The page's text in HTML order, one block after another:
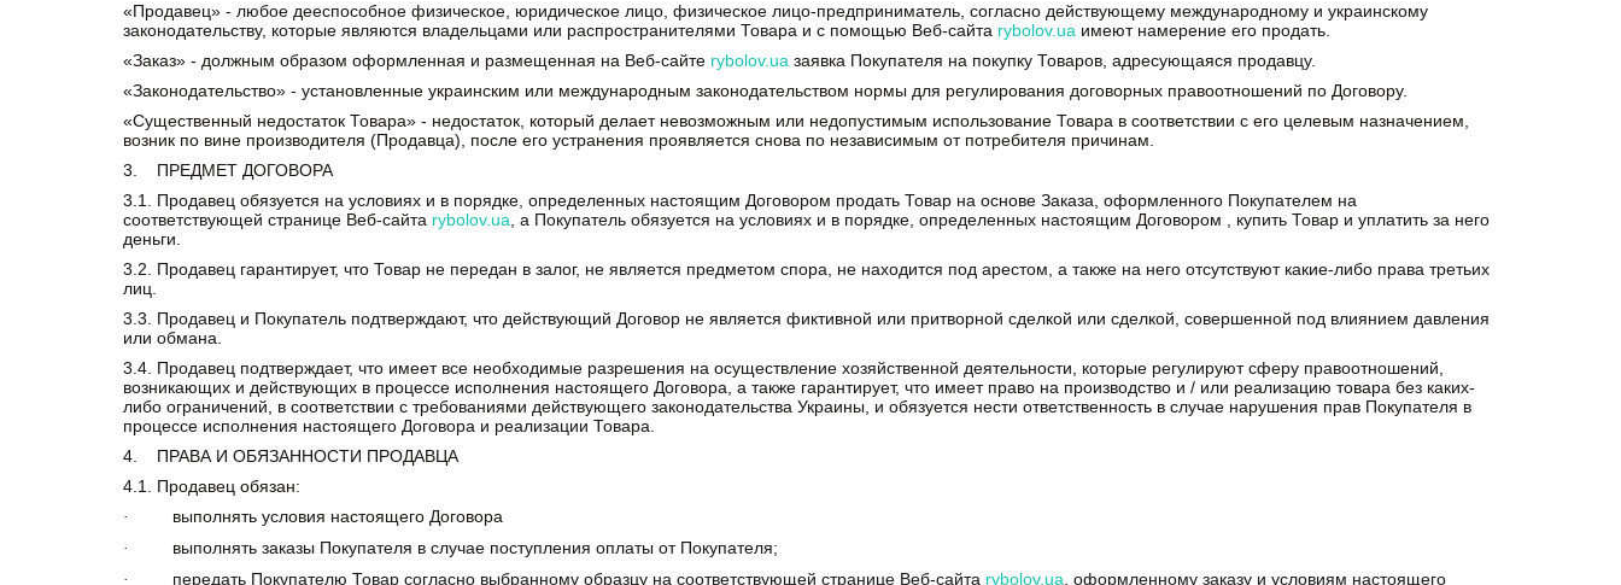
«Продавец» - любое дееспособное физическое, юридическое лицо, физическое лицо-предприниматель, согласно действующему международному и украинскому
законодательству, которые являются владельцами или распространителями Товара и с помощью Веб-сайта rybolov.ua имеют намерение его продать.
«Заказ» - должным образом оформленная и размещенная на Веб-сайте rybolov.ua заявка Покупателя на покупку Товаров, адресующаяся продавцу.
«Законодательство» - установленные украинским или международным законодательством нормы для регулирования договорных правоотношений по Договору.
«Существенный недостаток Товара» - недостаток, который делает невозможным или недопустимым использование Товара в соответствии с его целевым назначением,
возник по вине производителя (Продавца), после его устранения проявляется снова по независимым от потребителя причинам.
3. ПРЕДМЕТ ДОГОВОРА
3.1. Продавец обязуется на условиях и в порядке, определенных настоящим Договором продать Товар на основе Заказа, оформленного Покупателем на
соответствующей странице Веб-сайта rybolov.ua , а Покупатель обязуется на условиях и в порядке, определенных настоящим Договором , купить Товар и уплатить за него
деньги.
3.2. Продавец гарантирует, что Товар не передан в залог, не является предметом спора, не находится под арестом, а также на него отсутствуют какие-либо права третьих
лиц.
3.3. Продавец и Покупатель подтверждают, что действующий Договор не является фиктивной или притворной сделкой или сделкой, совершенной под влиянием давления
или обмана.
3.4. Продавец подтверждает, что имеет все необходимые разрешения на осуществление хозяйственной деятельности, которые регулируют сферу правоотношений,
возникающих и действующих в процессе исполнения настоящего Договора, а также гарантирует, что имеет право на производство и / или реализацию товара без каких-
либо ограничений, в соответствии с требованиями действующего законодательства Украины, и обязуется нести ответственность в случае нарушения прав Покупателя в
процессе исполнения настоящего Договора и реализации Товара.
4. ПРАВА И ОБЯЗАННОСТИ ПРОДАВЦА
4.1. Продавец обязан:
· выполнять условия настоящего Договора
· выполнять заказы Покупателя в случае поступления оплаты от Покупателя;
· передать Покупателю Товар согласно выбранному образцу на соответствующей странице Веб-сайта rybolov.ua , оформленному заказу и условиям настоящего